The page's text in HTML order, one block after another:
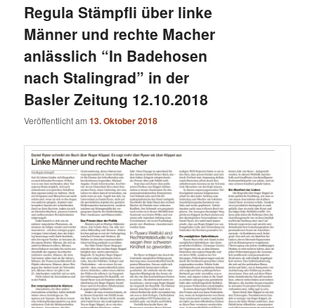
Regula Stämpfli über linke
Männer und rechte Macher
anlässlich “In Badehosen
nach Stalingrad” in der
Basler Zeitung 12.10.2018
Veröffentlicht am13. Oktober 2018